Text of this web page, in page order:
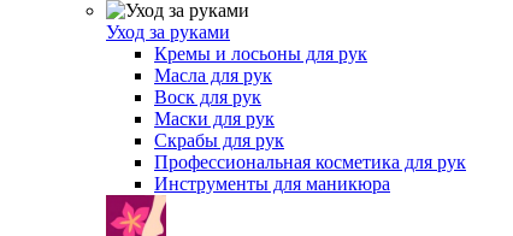
Уход за руками
Кремы и лосьоны для рук
Масла для рук
Воск для рук
Маски для рук
Скрабы для рук
Профессиональная косметика для рук
Инструменты для маникюра